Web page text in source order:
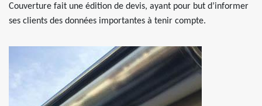
Couverture fait une édition de devis, ayant pour but d’informer
ses clients des données importantes à tenir compte.